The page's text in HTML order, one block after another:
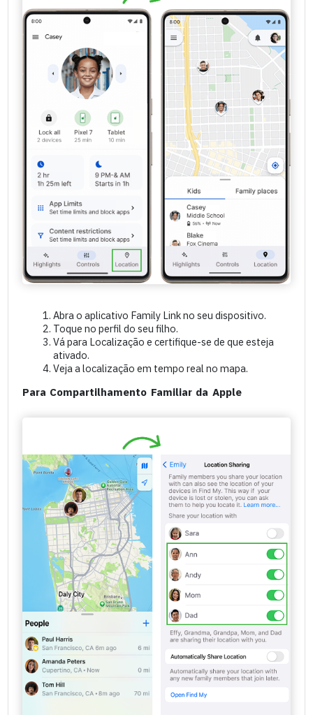
Abra o aplicativo Family Link no seu dispositivo.
Toque no perfil do seu filho.
Vá para Localização e certifique-se de que esteja
ativado.
Veja a localização em tempo real no mapa.
Para Compartilhamento Familiar da Apple